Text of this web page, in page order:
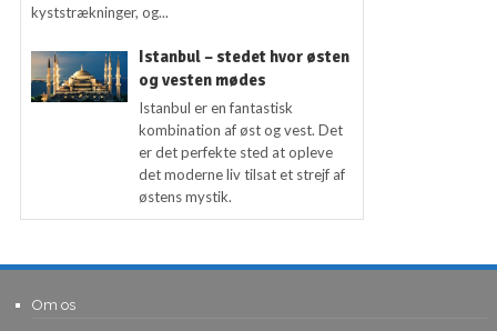
kyststrækninger, og...
Istanbul – stedet hvor østen
og vesten mødes
Istanbul er en fantastisk
kombination af øst og vest. Det
er det perfekte sted at opleve
det moderne liv tilsat et strejf af
østens mystik.
Om os